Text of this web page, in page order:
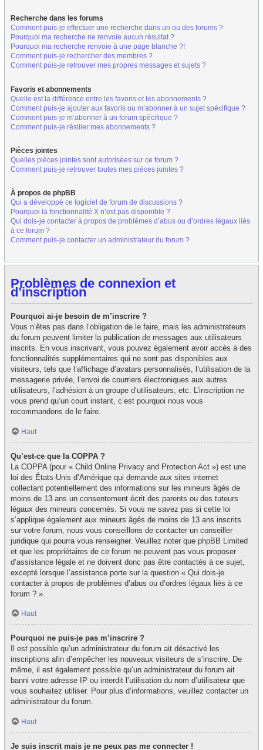
Recherche dans les forums
Comment puis-je effectuer une recherche dans un ou des forums ?
Pourquoi ma recherche ne renvoie aucun résultat ?
Pourquoi ma recherche renvoie à une page blanche ?!
Comment puis-je rechercher des membres ?
Comment puis-je retrouver mes propres messages et sujets ?
Favoris et abonnements
Quelle est la différence entre les favoris et les abonnements ?
Comment puis-je ajouter aux favoris ou m’abonner à un sujet spécifique ?
Comment puis-je m’abonner à un forum spécifique ?
Comment puis-je résilier mes abonnements ?
Pièces jointes
Quelles pièces jointes sont autorisées sur ce forum ?
Comment puis-je retrouver toutes mes pièces jointes ?
À propos de phpBB
Qui a développé ce logiciel de forum de discussions ?
Pourquoi la fonctionnalité X n’est pas disponible ?
Qui dois-je contacter à propos de problèmes d’abus ou d’ordres légaux liés
à ce forum ?
Comment puis-je contacter un administrateur du forum ?
Problèmes de connexion et
d’inscription
Pourquoi ai-je besoin de m’inscrire ?
Vous n’êtes pas dans l’obligation de le faire, mais les administrateurs
du forum peuvent limiter la publication de messages aux utilisateurs
inscrits. En vous inscrivant, vous pouvez également avoir accès à des
fonctionnalités supplémentaires qui ne sont pas disponibles aux
visiteurs, tels que l’affichage d’avatars personnalisés, l’utilisation de la
messagerie privée, l’envoi de courriers électroniques aux autres
utilisateurs, l’adhésion à un groupe d’utilisateurs, etc. L’inscription ne
vous prend qu’un court instant, c’est pourquoi nous vous
recommandons de le faire.
Haut
Qu’est-ce que la COPPA ?
La COPPA (pour « Child Online Privacy and Protection Act ») est une
loi des États-Unis d’Amérique qui demande aux sites internet
collectant potentiellement des informations sur les mineurs âgés de
moins de 13 ans un consentement écrit des parents ou des tuteurs
légaux des mineurs concernés. Si vous ne savez pas si cette loi
s’applique également aux mineurs âgés de moins de 13 ans inscrits
sur votre forum, nous vous conseillons de contacter un conseiller
juridique qui pourra vous renseigner. Veuillez noter que phpBB Limited
et que les propriétaires de ce forum ne peuvent pas vous proposer
d’assistance légale et ne doivent donc pas être contactés à ce sujet,
excepté lorsque l’assistance porte sur la question « Qui dois-je
contacter à propos de problèmes d’abus ou d’ordres légaux liés à ce
forum ? ».
Haut
Pourquoi ne puis-je pas m’inscrire ?
Il est possible qu’un administrateur du forum ait désactivé les
inscriptions afin d’empêcher les nouveaux visiteurs de s’inscrire. De
même, il est également possible qu’un administrateur du forum ait
banni votre adresse IP ou interdit l’utilisation du nom d’utilisateur que
vous souhaitez utiliser. Pour plus d’informations, veuillez contacter un
administrateur du forum.
Haut
Je suis inscrit mais je ne peux pas me connecter !